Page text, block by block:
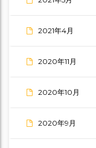
2021年4月
2020年11月
2020年10月
2020年9月